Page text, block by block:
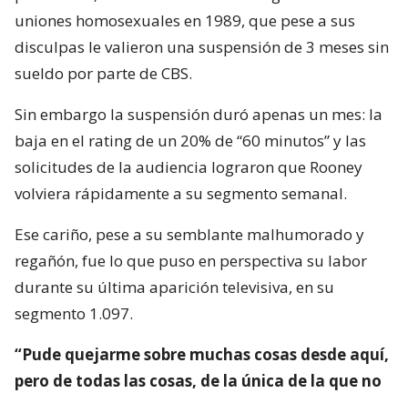
uniones homosexuales en 1989, que pese a sus
disculpas le valieron una suspensión de 3 meses sin
sueldo por parte de CBS.
Sin embargo la suspensión duró apenas un mes: la
baja en el rating de un 20% de “60 minutos” y las
solicitudes de la audiencia lograron que Rooney
volviera rápidamente a su segmento semanal.
Ese cariño, pese a su semblante malhumorado y
regañón, fue lo que puso en perspectiva su labor
durante su última aparición televisiva, en su
segmento 1.097.
“Pude quejarme sobre muchas cosas desde aquí,
pero de todas las cosas, de la única de la que no